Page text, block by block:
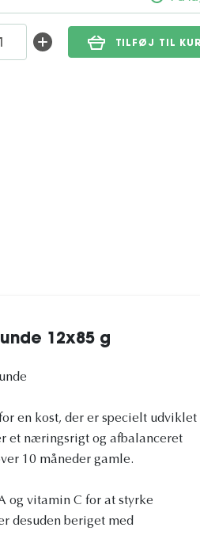
TILFØJ TIL
12x85 g
en kost, der er specielt udviklet
et næringsrigt og afbalanceret
10 måneder gamle.
og vitamin C for at styrke
desuden beriget med